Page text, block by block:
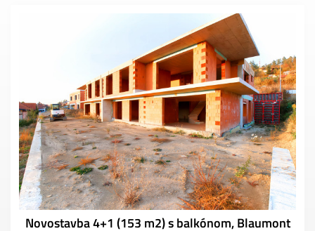
Novostavba 4+1 (153 m2) s balkónom, Blaumont